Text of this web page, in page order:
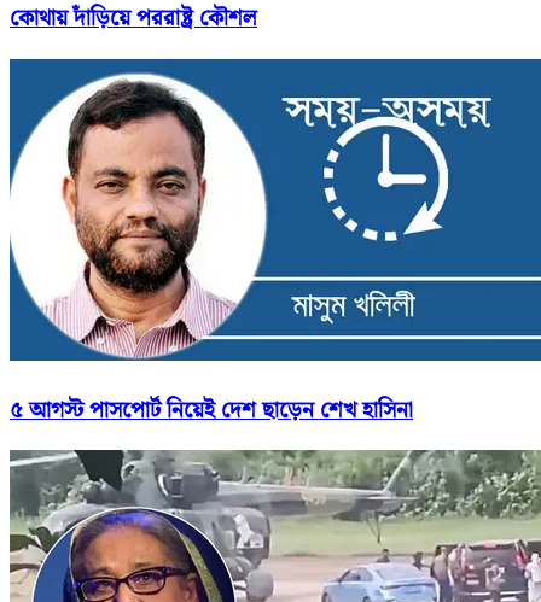
কোথায় দাঁড়িয়ে পররাষ্ট্র কৌশল
৫ আগস্ট পাসপোর্ট নিয়েই দেশ ছাড়েন শেখ হাসিনা